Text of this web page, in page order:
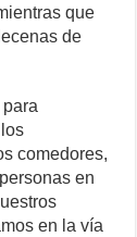
que
de
comedores,
en
en la vía